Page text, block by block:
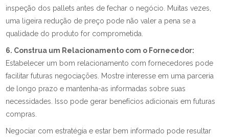
inspeção dos pallets antes de fechar o negócio. Muitas vezes,
uma ligeira redução de preço pode não valer a pena se a
qualidade do produto for comprometida.
6. Construa um Relacionamento com o Fornecedor:
Estabelecer um bom relacionamento com fornecedores pode
facilitar futuras negociações. Mostre interesse em uma parceria
de longo prazo e mantenha-as informadas sobre suas
necessidades. Isso pode gerar benefícios adicionais em futuras
compras.
Negociar com estratégia e estar bem informado pode resultar